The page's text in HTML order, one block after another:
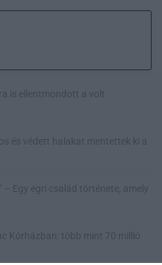
is ellentmondott a volt
és védett halakat mentettek ki a
Egy egri család története, amely
Kórházban: több mint 70 millió